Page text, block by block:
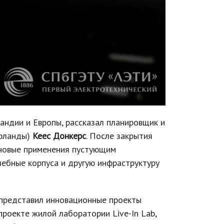
и Европы, рассказал планировщик и
Кеес Донкерс. После закрытия
применения пустующим
корпуса и другую инфраструктуру
инновационные проекты
жилой лаборатории Live-In Lab,